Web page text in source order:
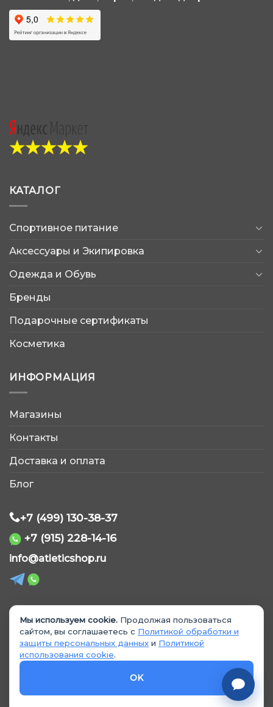
КАТАЛОГ
Спортивное питание
Аксессуары и Экипировка
Одежда и Обувь
Бренды
Подарочные сертификаты
Косметика
ИНФОРМАЦИЯ
Магазины
Контакты
Доставка и оплата
Блог
+7 (499) 130-38-37
+7 (915) 228-14-16
info@atleticshop.ru
Мы используем cookie. Продолжая пользоваться
сайтом, вы соглашаетесь с Политикой обработки и
защиты персональных данных и Политикой
использования cookie.
OK
© 2026 «AtleticShop». Все права защищены
Политика обработки персональных данных
Политика использования cookie
Согласие на обработку данных
Согласие на рекламные материалы
MAX